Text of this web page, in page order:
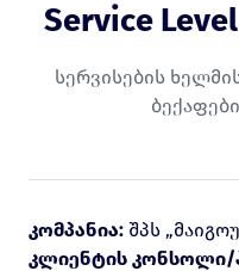
Service
სერვისების
კომპანია: შპს
კლიენტის